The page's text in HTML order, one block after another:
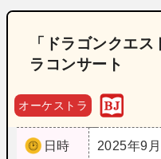
「ドラゴンクエ
ラコンサート
オーケストラ
日時
2025年9月